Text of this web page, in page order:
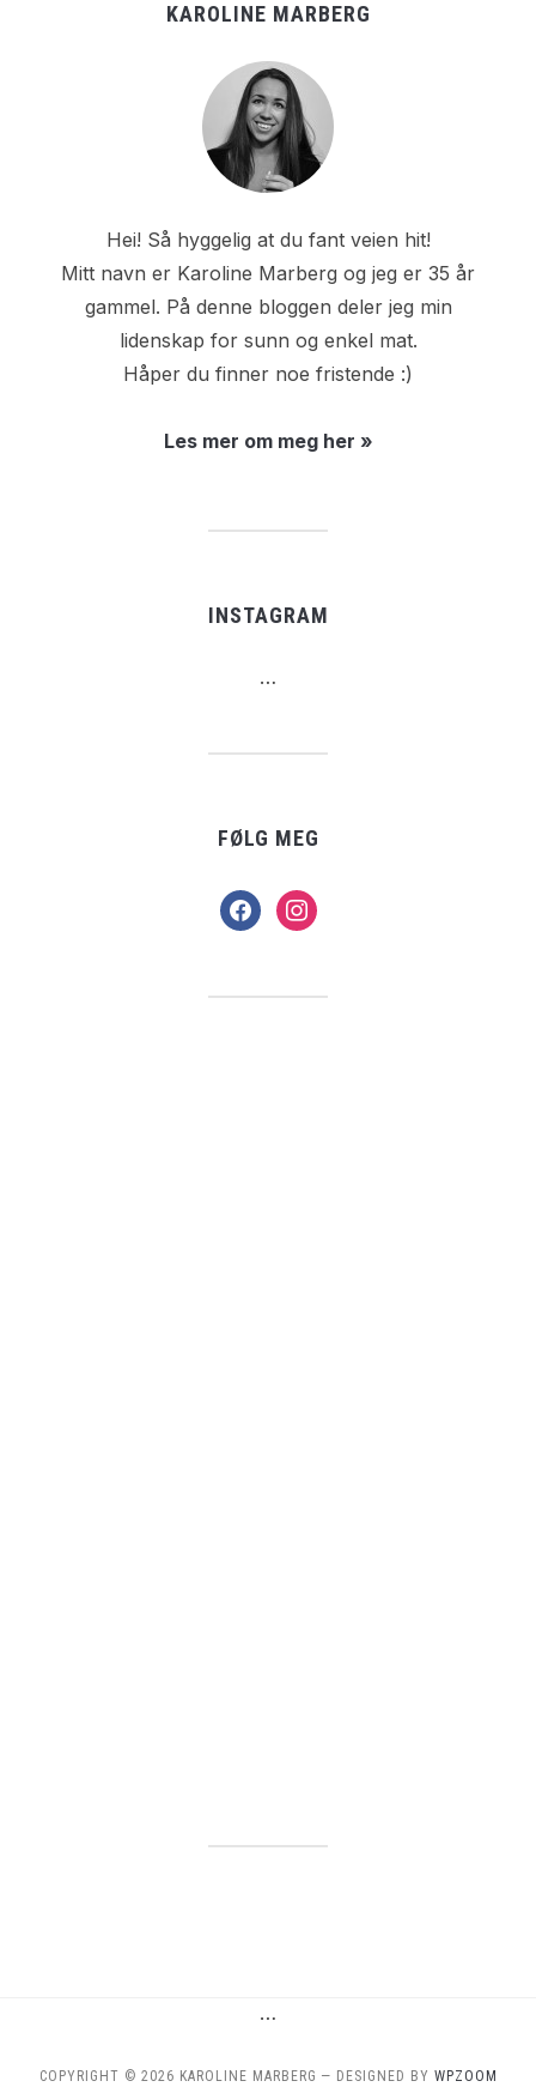
KAROLINE MARBERG
Hei! Så hyggelig at du fant veien hit!
Mitt navn er Karoline Marberg og jeg er 35 år
gammel. På denne bloggen deler jeg min
lidenskap for sunn og enkel mat.
Håper du finner noe fristende :)
Les mer om meg her »
INSTAGRAM
…
FØLG MEG
facebookinstagram
…
COPYRIGHT © 2026 KAROLINE MARBERG — DESIGNED BY WPZOOM